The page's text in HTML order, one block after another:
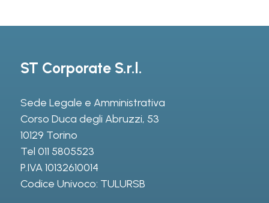
ST Corporate S.r.l.
Sede Legale e Amministrativa
Corso Duca degli Abruzzi, 53
10129 Torino
Tel 011 5805523
P.IVA 10132610014
Codice Univoco: TULURSB